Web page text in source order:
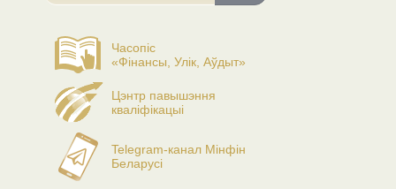
Часопіс
«Фінансы, Улік, Аўдыт»
Цэнтр павышэння
кваліфікацыі
Telegram-канал Мінфін
Беларусі